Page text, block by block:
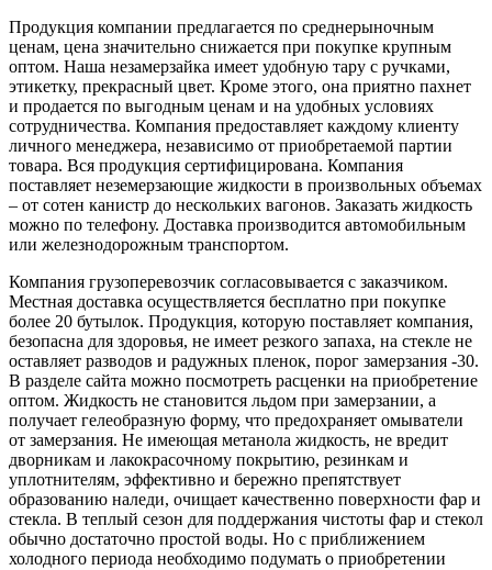
Продукция компании предлагается по среднерыночным
ценам, цена значительно снижается при покупке крупным
оптом. Наша незамерзайка имеет удобную тару с ручками,
этикетку, прекрасный цвет. Кроме этого, она приятно пахнет
и продается по выгодным ценам и на удобных условиях
сотрудничества. Компания предоставляет каждому клиенту
личного менеджера, независимо от приобретаемой партии
товара. Вся продукция сертифицирована. Компания
поставляет неземерзающие жидкости в произвольных объемах
– от сотен канистр до нескольких вагонов. Заказать жидкость
можно по телефону. Доставка производится автомобильным
или железнодорожным транспортом.
Компания грузоперевозчик согласовывается с заказчиком.
Местная доставка осуществляется бесплатно при покупке
более 20 бутылок. Продукция, которую поставляет компания,
безопасна для здоровья, не имеет резкого запаха, на стекле не
оставляет разводов и радужных пленок, порог замерзания -30.
В разделе сайта можно посмотреть расценки на приобретение
оптом. Жидкость не становится льдом при замерзании, а
получает гелеобразную форму, что предохраняет омыватели
от замерзания. Не имеющая метанола жидкость, не вредит
дворникам и лакокрасочному покрытию, резинкам и
уплотнителям, эффективно и бережно препятствует
образованию наледи, очищает качественно поверхности фар и
стекла. В теплый сезон для поддержания чистоты фар и стекол
обычно достаточно простой воды. Но с приближением
холодного периода необходимо подумать о приобретении